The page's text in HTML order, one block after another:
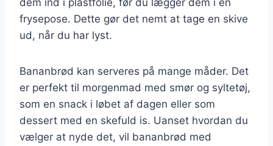
frysepose. Dette gør det nemt at tage en skive
ud, når du har lyst.
Bananbrød kan serveres på mange måder. Det
er perfekt til morgenmad med smør og syltetøj,
som en snack i løbet af dagen eller som
dessert med en skefuld is. Uanset hvordan du
vælger at nyde det, vil bananbrød med